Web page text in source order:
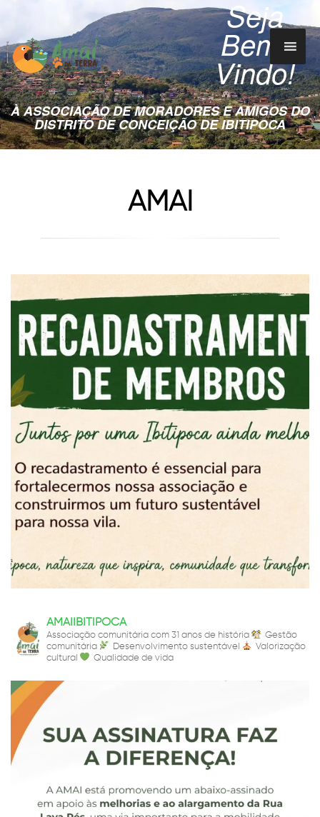
Seja
Bem-
Vindo!
À ASSOCIAÇÃO DE MORADORES E AMIGOS DO
DISTRITO DE CONCEIÇÃO DE IBITIPOCA
AMAI
AMAIIBITIPOCA
Associação comunitária com 31 anos de história
Gestão
comunitária
Desenvolvimento sustentável
Valorização
cultural
Qualidade de vida